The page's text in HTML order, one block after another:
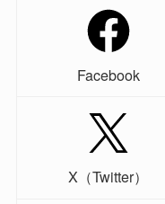
Facebook
X（Twitter）